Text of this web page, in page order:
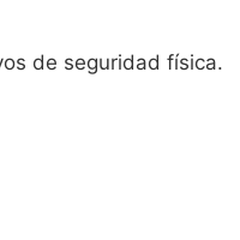
de seguridad física.